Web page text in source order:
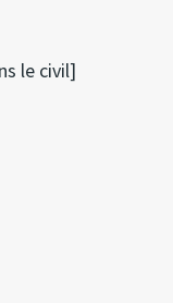
le civil]